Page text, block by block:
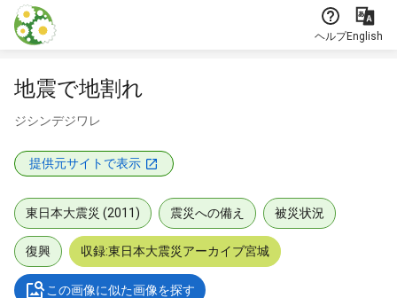
本文に飛ぶ
ヘルプEnglish
地震で地割れ
ジシンデジワレ
提供元サイトで表示
東日本大震災 (2011) 震災への備え 被災状況
復興 収録:東日本大震災アーカイブ宮城
この画像に似た画像を探す